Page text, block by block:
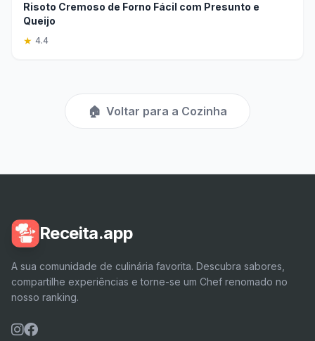
Risoto Cremoso de Forno Fácil com Presunto e
Queijo
★ 4.4
🏠 Voltar para a Cozinha
Receita.app
A sua comunidade de culinária favorita. Descubra sabores,
compartilhe experiências e torne-se um Chef renomado no
nosso ranking.